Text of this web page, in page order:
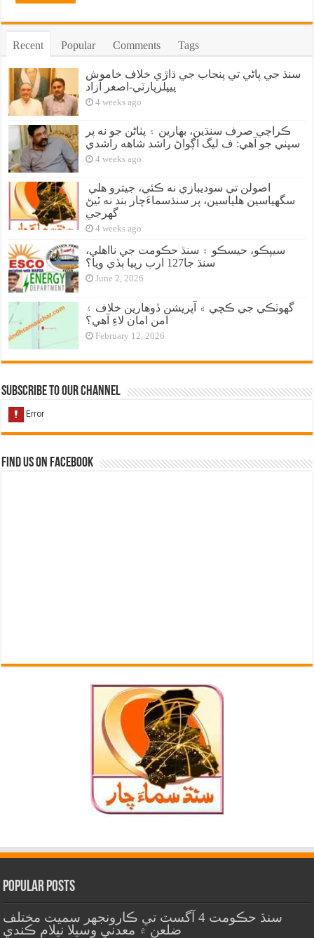
Recent Popular Comments Tags
سنڌ جي پاڻي تي پنجاب جي ڌاڙي خلاف خاموش
پيپلزپارٽي-اصغر آزاد
4 weeks ago
ڪراچي صرف سنڌين، بهارين ۽ پٺاڻن جو نه پر
سڀني جو آهي: ف ليگ اڳواڻ راشد شاهه راشدي
4 weeks ago
سگهياسين هلياسين، پر سنڌسماءَچار بند نه ٿيڻ
گهرجي
4 weeks ago
سيپڪو، حيسڪو ۽ سنڌ حڪومت جي نااهلي،
سنڌ جا127 ارب رپيا ٻڏي ويا؟
June 2, 2026
گهوٽڪي جي ڪچي ۾ آپريشن ڏوهارين خلاف ۽
امن امان لاءِ آهي؟
February 12, 2026
Subscribe to our Channel
Find us on Facebook
Popular Posts
سنڌ حڪومت 4 آگسٽ تي ڪارونجهر سميت مختلف
ضلعن ۾ معدني وسيلا نيلام ڪندي